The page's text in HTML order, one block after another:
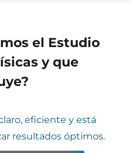
el Estudio
y que
eficiente y está
resultados óptimos.